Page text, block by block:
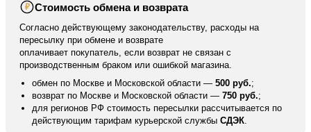
₽ Стоимость обмена и возврата
Согласно действующему законодательству, расходы на
пересылку при обмене и возврате
оплачивает покупатель, если возврат не связан с
производственным браком или ошибкой магазина.
обмен по Москве и Московской области — 500 руб.;
возврат по Москве и Московской области — 750 руб.;
для регионов РФ стоимость пересылки рассчитывается по
действующим тарифам курьерской службы СДЭК.